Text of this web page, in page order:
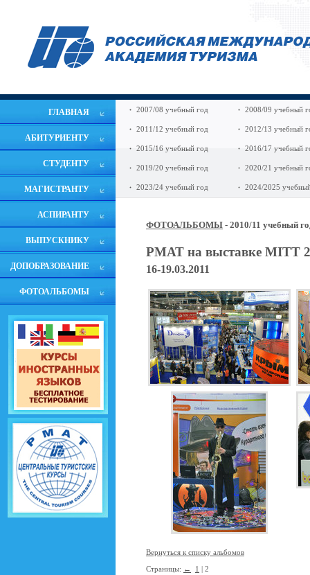
ГЛАВНАЯ
АБИТУРИЕНТУ
СТУДЕНТУ
МАГИСТРАНТУ
АСПИРАНТУ
ВЫПУСКНИКУ
ДОПОБРАЗОВАНИЕ
ФОТОАЛЬБОМЫ
2007/08 учебный год 2008/09 учебный
2011/12 учебный год 2012/13 учебный
2015/16 учебный год 2016/17 учебный
2019/20 учебный год 2020/21 учебный
2023/24 учебный год 2024/2025
ФОТОАЛЬБОМЫ - 2010/11 учебный
РМАТ на выставке MITT
16-19.03.2011
Вернуться к списку альбомов
Страницы: ← 1 | 2